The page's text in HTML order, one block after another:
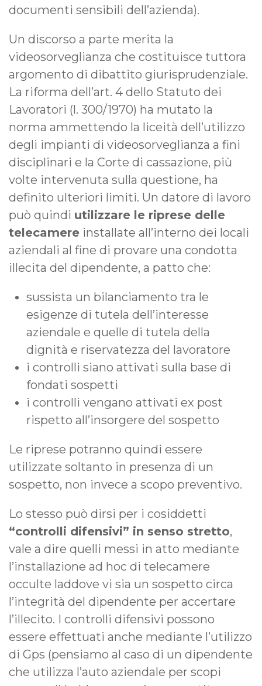
documenti sensibili dell’azienda).
Un discorso a parte merita la
videosorveglianza che costituisce tuttora
argomento di dibattito giurisprudenziale.
La riforma dell’art. 4 dello Statuto dei
Lavoratori (l. 300/1970) ha mutato la
norma ammettendo la liceità dell’utilizzo
degli impianti di videosorveglianza a fini
disciplinari e la Corte di cassazione, più
volte intervenuta sulla questione, ha
definito ulteriori limiti. Un datore di lavoro
può quindi utilizzare le riprese delle
telecamere installate all’interno dei locali
aziendali al fine di provare una condotta
illecita del dipendente, a patto che:
sussista un bilanciamento tra le
esigenze di tutela dell’interesse
aziendale e quelle di tutela della
dignità e riservatezza del lavoratore
i controlli siano attivati sulla base di
fondati sospetti
i controlli vengano attivati ex post
rispetto all’insorgere del sospetto
Le riprese potranno quindi essere
utilizzate soltanto in presenza di un
sospetto, non invece a scopo preventivo.
Lo stesso può dirsi per i cosiddetti
“controlli difensivi” in senso stretto,
vale a dire quelli messi in atto mediante
l’installazione ad hoc di telecamere
occulte laddove vi sia un sospetto circa
l’integrità del dipendente per accertare
l’illecito. I controlli difensivi possono
essere effettuati anche mediante l’utilizzo
di Gps (pensiamo al caso di un dipendente
che utilizza l’auto aziendale per scopi